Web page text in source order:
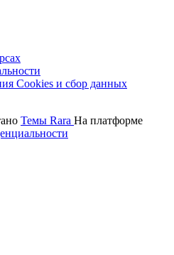
Cookies и сбор данных
Темы Rara На платформе